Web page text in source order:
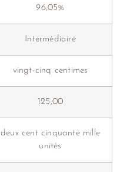
96,05%
Intermédiaire
vingt-cinq centimes
125,00
deux cent cinquante mille
unités